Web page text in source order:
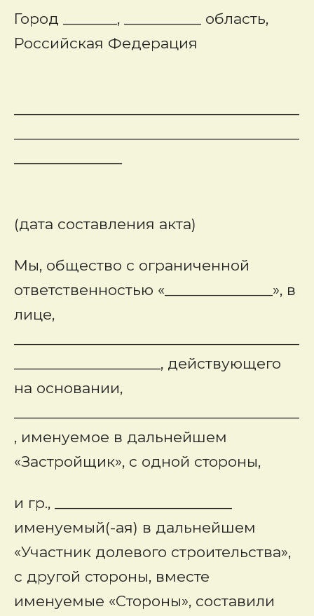
Город _______, __________ область,
Российская Федерация
(дата составления акта)
Мы, общество с ограниченной
ответственностью «______________», в
лице,
___________________, действующего
на основании,
, именуемое в дальнейшем
«Застройщик», с одной стороны,
и гр., _______________________
именуемый(-ая) в дальнейшем
«Участник долевого строительства»,
с другой стороны, вместе
именуемые «Стороны», составили